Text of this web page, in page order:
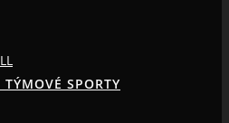
SPORTY